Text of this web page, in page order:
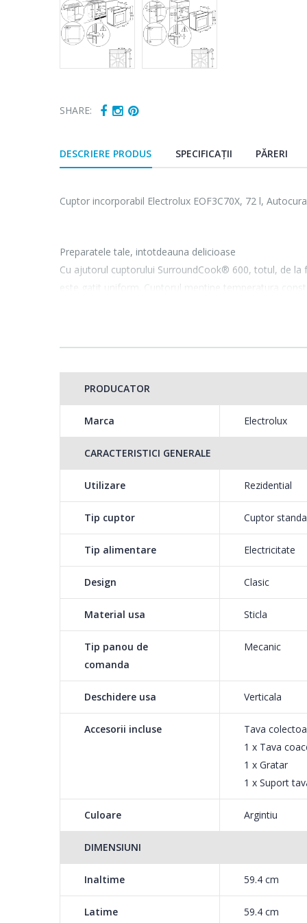
SHARE:
DESCRIERE PRODUS SPECIFICAȚII PĂRERI
Cuptor incorporabil Electrolux EOF3C70X, 72 l,
Preparatele tale, intotdeauna delicioase
Cu ajutorul cuptorului SurroundCook® 600, totul, de la
este gatit uniform. Cuptorul mentine temperatura
Gatire uniforma cu
celor mai
Curatare catalitica - un cuptor care se curata singur
tehnologie cu autocuratare porneste automat cand
poti curata cuptorul cu usurinta.
Timer cu afisaj LED
total asupra
Rapid si eficient,
Sistemul de gatire
totul este gatit
rapida a cuptorului,
Foloseste gratarul pentru preparate cu o crusta aurie
De la sunca crocanta, la mozzarella fierbinte, obtine
Perfect pentru aripioare de pui crocante si halloumi
PRODUCATOR
Marca Electrolux
CARACTERISTICI GENERALE
Utilizare Rezidential
Tip cuptor Cuptor
Tip alimentare Electricitate
Design Clasic
Material usa Sticla
Tip panou de
comanda
Mecanic
Deschidere usa Verticala
Accesorii incluse
Tava
1 x Tava
1 x Gratar
1 x Suport
Culoare Argintiu
DIMENSIUNI
Inaltime 59.4 cm
Latime 59.4 cm